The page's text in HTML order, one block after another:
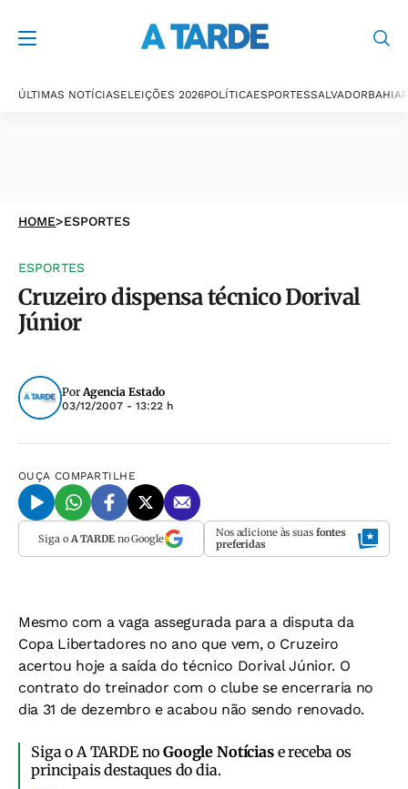
ÚLTIMAS NOTÍCIASELEIÇÕES 2026POLÍTICAESPORTESSALVADORBAHIA
HOME>ESPORTES
ESPORTES
Cruzeiro dispensa técnico Dorival
Júnior
PorAgencia Estado
03/12/2007 - 13:22 h
OUÇA COMPARTILHE
Siga o A TARDEno Google Nos adicione às suas fontes
preferidas
Mesmo com a vaga assegurada para a disputa da
Copa Libertadores no ano que vem, o Cruzeiro
acertou hoje a saída do técnico Dorival Júnior. O
contrato do treinador com o clube se encerraria no
dia 31 de dezembro e acabou não sendo renovado.
Siga o A TARDE noGoogle Notíciase receba os
principais destaques do dia.